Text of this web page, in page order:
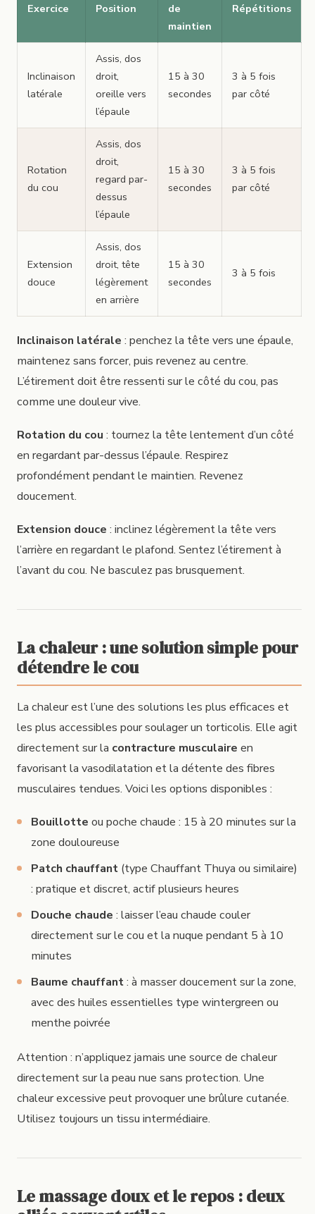
Exercice Position
de
maintien
Répétitions
Inclinaison
latérale
Assis, dos
droit,
oreille vers
l’épaule
15 à 30
secondes
3 à 5 fois
par côté
Rotation
du cou
Assis, dos
droit,
regard par-
dessus
l’épaule
15 à 30
secondes
3 à 5 fois
par côté
Extension
douce
Assis, dos
droit, tête
légèrement
en arrière
15 à 30
secondes
3 à 5 fois
Inclinaison latérale : penchez la tête vers une épaule,
maintenez sans forcer, puis revenez au centre.
L’étirement doit être ressenti sur le côté du cou, pas
comme une douleur vive.
Rotation du cou : tournez la tête lentement d’un côté
en regardant par-dessus l’épaule. Respirez
profondément pendant le maintien. Revenez
doucement.
Extension douce : inclinez légèrement la tête vers
l’arrière en regardant le plafond. Sentez l’étirement à
l’avant du cou. Ne basculez pas brusquement.
La chaleur : une solution simple pour
détendre le cou
La chaleur est l’une des solutions les plus efficaces et
les plus accessibles pour soulager un torticolis. Elle agit
directement sur la contracture musculaire en
favorisant la vasodilatation et la détente des fibres
musculaires tendues. Voici les options disponibles :
Bouillotte ou poche chaude : 15 à 20 minutes sur la
zone douloureuse
Patch chauffant (type Chauffant Thuya ou similaire)
: pratique et discret, actif plusieurs heures
Douche chaude : laisser l’eau chaude couler
directement sur le cou et la nuque pendant 5 à 10
minutes
Baume chauffant: à masser doucement sur la zone,
avec des huiles essentielles type wintergreen ou
menthe poivrée
Attention : n’appliquez jamais une source de chaleur
directement sur la peau nue sans protection. Une
chaleur excessive peut provoquer une brûlure cutanée.
Utilisez toujours un tissu intermédiaire.
Le massage doux et le repos : deux